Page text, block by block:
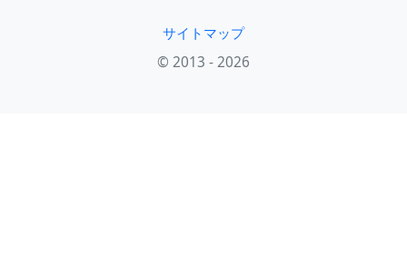
サイトマップ
© 2013 - 2026